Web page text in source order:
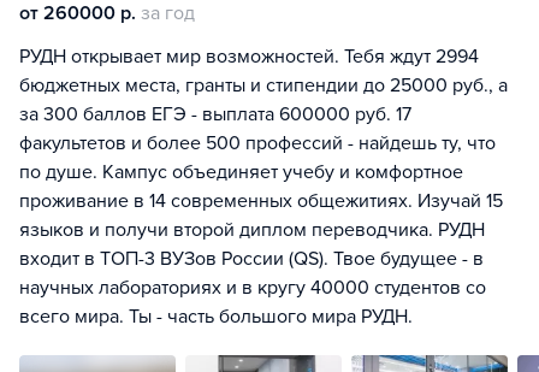
от 260000 р. за год
РУДН открывает мир возможностей. Тебя ждут 2994
бюджетных места, гранты и стипендии до 25000 руб., а
за 300 баллов ЕГЭ - выплата 600000 руб. 17
факультетов и более 500 профессий - найдешь ту, что
по душе. Кампус объединяет учебу и комфортное
проживание в 14 современных общежитиях. Изучай 15
языков и получи второй диплом переводчика. РУДН
входит в ТОП-3 ВУЗов России (QS). Твое будущее - в
научных лабораториях и в кругу 40000 студентов со
всего мира. Ты - часть большого мира РУДН.